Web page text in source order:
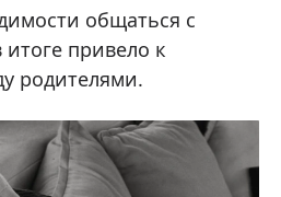
общаться с
привело к
родителями.